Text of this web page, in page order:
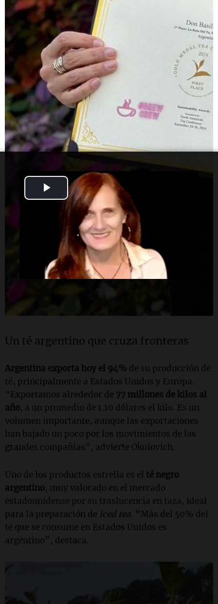
Play
Video
Un té argentino que cruza fronteras
Argentina exporta hoy el 94% de su producción de
té, principalmente a Estados Unidos y Europa.
“Exportamos alrededor de 77 millones de kilos al
año, a un promedio de 1.10 dólares el kilo. Es un
volumen importante, aunque las exportaciones
han bajado un poco por los movimientos de las
grandes compañías”, advierte Okulovich.
Uno de los productos estrella es el té negro
argentino, muy valorado en el mercado
estadounidense por su traslucencia en taza, ideal
para la preparación de iced tea. “Más del 50% del
té que se consume en Estados Unidos es
argentino”, destaca.